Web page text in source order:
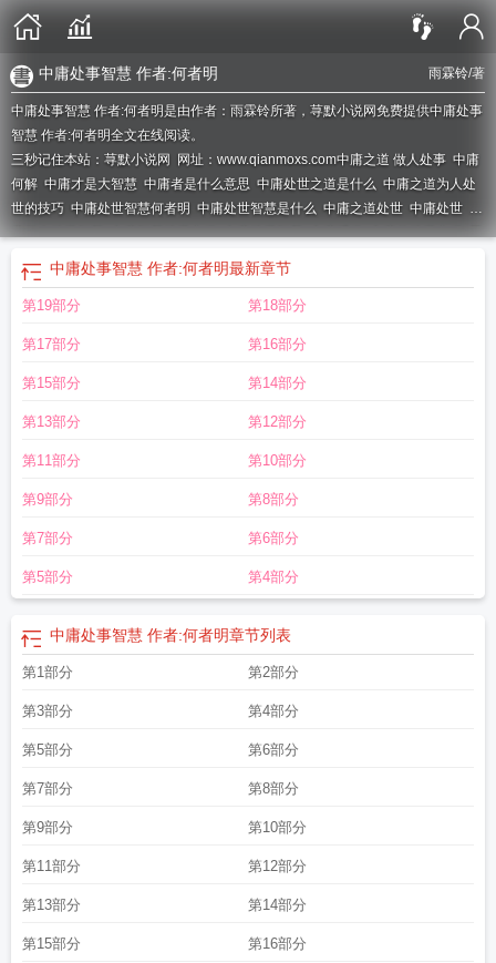
雨霖铃/著
中庸处事智慧 作者:何者明
中庸处事智慧 作者:何者明是由作者：雨霖铃所著，荨默小说网免费提供中庸处事
智慧 作者:何者明全文在线阅读。
三秒记住本站：荨默小说网 网址：www.qianmoxs.com中庸之道 做人处事 中庸
何解 中庸才是大智慧 中庸者是什么意思 中庸处世之道是什么 中庸之道为人处
世的技巧 中庸处世智慧何者明 中庸处世智慧是什么 中庸之道处世 中庸处世 中
庸做人处世智慧中庸智慧处世之道中庸处世智慧中庸明道中庸的处世之道
中庸之道处世
中庸的智慧处世的至境
中庸处事智慧 作者:何者明最新章节
第19部分 第18部分
第17部分 第16部分
第15部分 第14部分
第13部分 第12部分
第11部分 第10部分
第9部分 第8部分
第7部分 第6部分
第5部分 第4部分
中庸处事智慧 作者:何者明章节列表
第1部分 第2部分
第3部分 第4部分
第5部分 第6部分
第7部分 第8部分
第9部分 第10部分
第11部分 第12部分
第13部分 第14部分
第15部分 第16部分